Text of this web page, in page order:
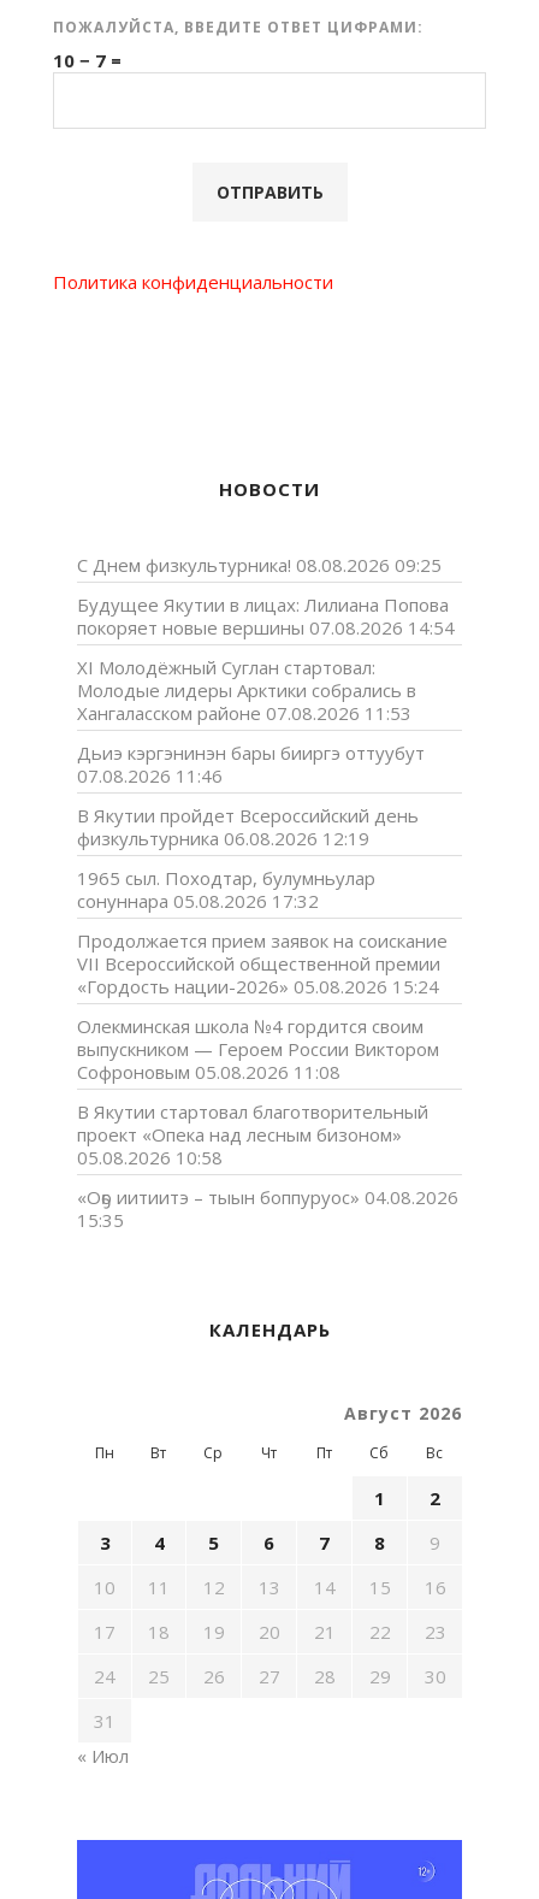
ПОЖАЛУЙСТА, ВВЕДИТЕ ОТВЕТ ЦИФРАМИ:
10 − 7 =
Политика конфиденциальности
НОВОСТИ
С Днем физкультурника! 08.08.2026 09:25
Будущее Якутии в лицах: Лилиана Попова
покоряет новые вершины 07.08.2026 14:54
XI Молодёжный Суглан стартовал:
Молодые лидеры Арктики собрались в
Хангаласском районе 07.08.2026 11:53
Дьиэ кэргэнинэн бары бииргэ оттуубут
07.08.2026 11:46
В Якутии пройдет Всероссийский день
физкультурника 06.08.2026 12:19
1965 сыл. Походтар, булумньулар
сонуннара 05.08.2026 17:32
Продолжается прием заявок на соискание
VII Всероссийской общественной премии
«Гордость нации-2026» 05.08.2026 15:24
Олекминская школа №4 гордится своим
выпускником — Героем России Виктором
Софроновым 05.08.2026 11:08
В Якутии стартовал благотворительный
проект «Опека над лесным бизоном»
05.08.2026 10:58
«Оҕо иитиитэ – тыын боппуруос» 04.08.2026
15:35
КАЛЕНДАРЬ
Август 2026
Пн Вт Ср Чт Пт Сб Вс
1
2
3
4 5 6 7 8
9
10
11 12 13 14 15
16
17
18 19 20 21 22
23
24
25 26 27 28 29
30
31
« Июл